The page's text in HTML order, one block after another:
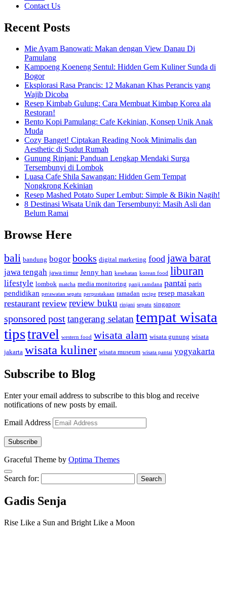
Contact Us
Recent Posts
Mie Ayam Banowati: Makan dengan View Danau Di
Pamulang
Kampoeng Koeneng Sentul: Hidden Gem Kuliner Sunda di
Bogor
Eksplorasi Rasa Prancis: 12 Makanan Khas Perancis yang
Wajib Dicoba
Resep Kimbab Gulung: Cara Membuat Kimbap Korea ala
Restoran!
Bento Kopi Pamulang: Cafe Kekinian, Konsep Unik Anak
Muda
Cozy Banget! Ciptakan Reading Nook Minimalis dan
Aesthetic di Sudut Rumah
Gunung Rinjani: Panduan Lengkap Mendaki Surga
Tersembunyi di Lombok
Luasa Cafe Shila Sawangan: Hidden Gem Tempat
Nongkrong Kekinian
Resep Mashed Potato Super Lembut: Simple & Bikin Nagih!
8 Destinasi Wisata Unik dan Tersembunyi: Masih Asli dan
Belum Ramai
Browse Here
bali bandung bogor books digital marketing food jawa barat
jawa tengah jawa timur Jenny han kesehatan korean food liburan
lifestyle lombok matcha media monitoring panji ramdana pantai paris
pendidikan perawatan sepatu perpustakaan ramadan recipe resep masakan
restaurant review review buku rinjani sepatu singapore
sponsored posttangerang selatantempat wisata
tipstravel western food wisata alam wisata gunung wisata
jakarta wisata kuliner wisata museum wisata pantai yogyakarta
Subscribe to Blog
Enter your email address to subscribe to this blog and receive
notifications of new posts by email.
Email Address
Subscribe
Graceful Theme by Optima Themes
Search for:
Gadis Senja
Rise Like a Sun and Bright Like a Moon